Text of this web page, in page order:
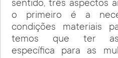
sentido, três aspectos
o primeiro é a
condições materiais
temos que ter
específica para as